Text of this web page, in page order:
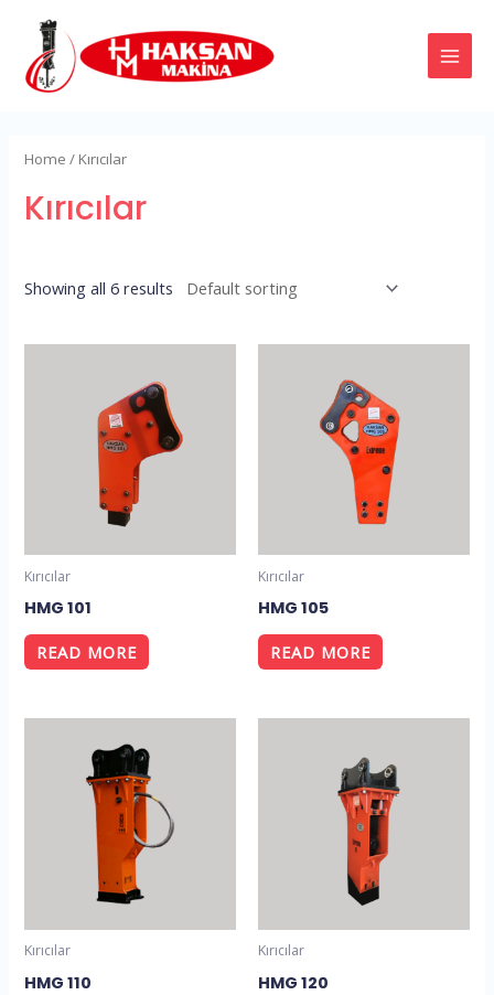
Home / Kırıcılar
Kırıcılar
Showing all 6 results
Kırıcılar
HMG 101
READ MORE
Kırıcılar
HMG 105
READ MORE
Kırıcılar
HMG 110
Kırıcılar
HMG 120